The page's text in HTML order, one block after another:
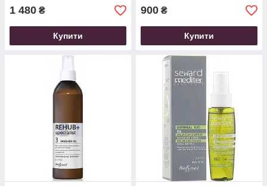
1 480 ₴
Купити
900 ₴
Купити